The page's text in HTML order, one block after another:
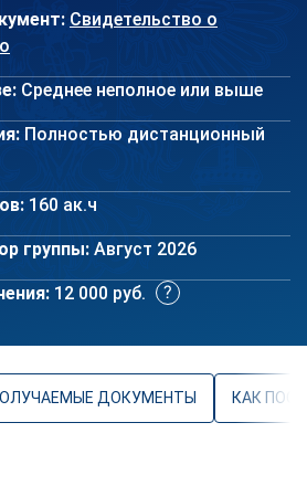
Свидетельство о
Среднее неполное или выше
Полностью дистанционный
160 ак.ч
группы: Август 2026
12 000 руб.
ДОКУМЕНТЫ КАК